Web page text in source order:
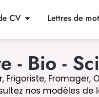
CV Lettres de
- Bio -
Fromager,
nos modèles